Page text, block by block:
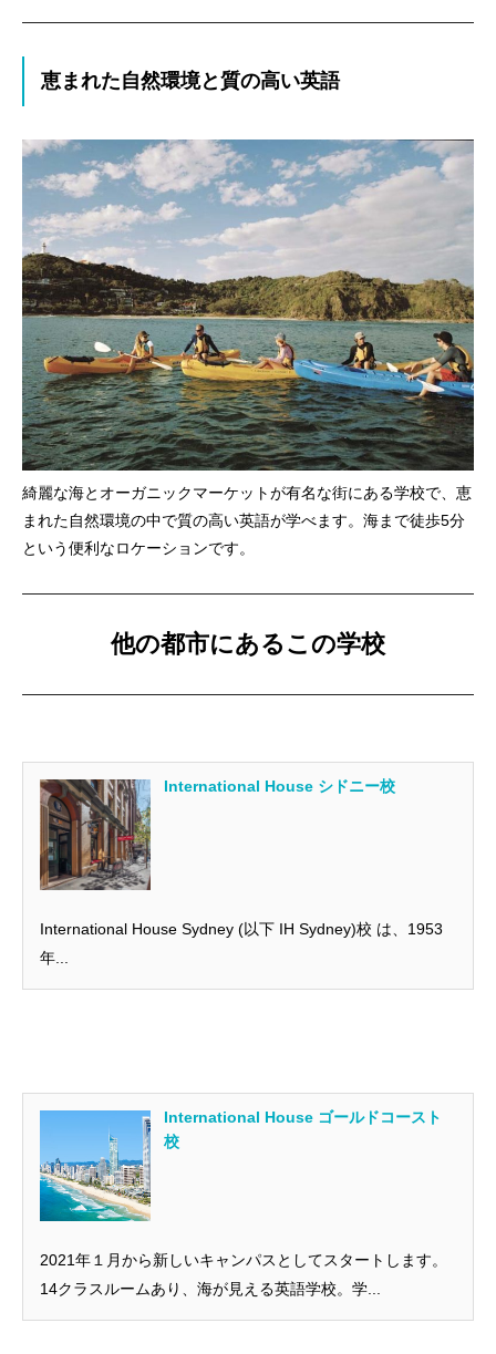
恵まれた自然環境と質の高い英語
綺麗な海とオーガニックマーケットが有名な街にある学校で、恵
まれた自然環境の中で質の高い英語が学べます。海まで徒歩5分
という便利なロケーションです。
他の都市にあるこの学校
International House シドニー校
International House Sydney (以下 IH Sydney)校 は、1953
年...
International House ゴールドコースト
校
2021年１月から新しいキャンパスとしてスタートします。
14クラスルームあり、海が見える英語学校。学...